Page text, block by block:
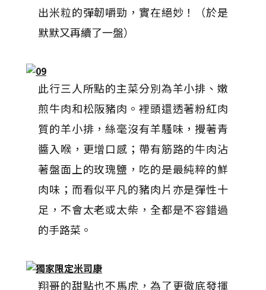
出米粒的彈韌嚼勁，實在絕妙！（於是
默默又再續了一盤）
此行三人所點的主菜分別為羊小排、嫩
煎牛肉和松阪豬肉。裡頭還透著粉紅肉
質的羊小排，絲毫沒有羊騷味，攪著青
醬入喉，更增口感；帶有筋路的牛肉沾
著盤面上的玫瑰鹽，吃的是最純粹的鮮
肉味；而看似平凡的豬肉片亦是彈性十
足，不會太老或太柴，全都是不容錯過
的手路菜。
翔哥的甜點也不馬虎，為了更徹底發揮